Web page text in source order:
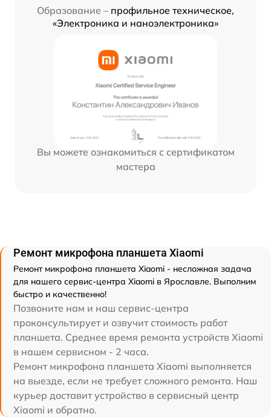
Образование – профильное техническое,
«Электроника и наноэлектроника»
Вы можете ознакомиться с сертификатом
мастера
Ремонт микрофона планшета Xiaomi
Ремонт микрофона планшета Xiaomi - несложная задача
для нашего сервис-центра Xiaomi в Ярославле. Выполним
быстро и качественно!
Позвоните нам и наш сервис-центра
проконсультирует и озвучит стоимость работ
планшета. Среднее время ремонта устройств Xiaomi
в нашем сервисном - 2 часа.
Ремонт микрофона планшета Xiaomi выполняется
на выезде, если не требует сложного ремонта. Наш
курьер доставит устройство в сервисный центр
Xiaomi и обратно.